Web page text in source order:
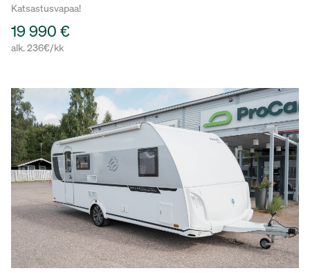
Katsastusvapaa!
19 990 €
alk. 236€/kk